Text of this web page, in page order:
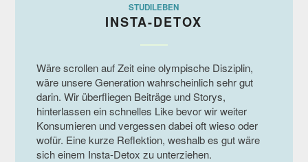
STUDILEBEN
INSTA-DETOX
Wäre scrollen auf Zeit eine olympische Disziplin,
wäre unsere Generation wahrscheinlich sehr gut
darin. Wir überfliegen Beiträge und Storys,
hinterlassen ein schnelles Like bevor wir weiter
Konsumieren und vergessen dabei oft wieso oder
wofür. Eine kurze Reflektion, weshalb es gut wäre
sich einem Insta-Detox zu unterziehen.